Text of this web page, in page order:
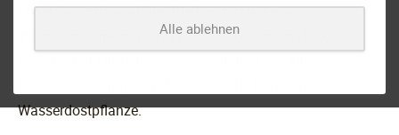
Alle ablehnen
Unser Gartenfreund Siegfried Schön hat eine
Hornissenschwebfliege in seinem Garten entdeckt.
Wasserdostpflanze.